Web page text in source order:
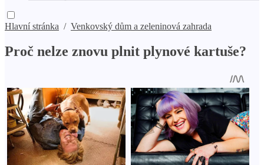
Hlavní stránka / Venkovský dům a zeleninová zahrada
Proč nelze znovu plnit plynové kartuše?